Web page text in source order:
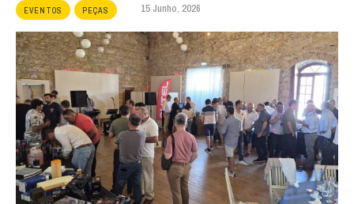
EVENTOS PEÇAS 15 Junho, 2026